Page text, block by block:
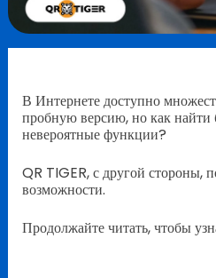
В Интернете доступно
пробную версию, но как найти
невероятные функции?
QR TIGER, с другой стороны,
возможности.
Продолжайте читать, чтобы